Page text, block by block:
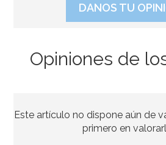
2,60€ 2,60€
DANOS TU
Opiniones de
Este artículo no dispone aún de
primero en